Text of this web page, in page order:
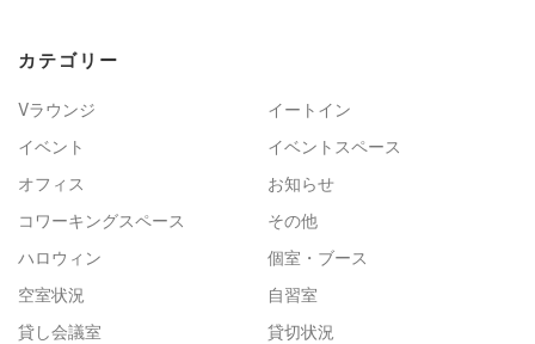
カテゴリー
Vラウンジ
イートイン
イベント
イベントスペース
オフィス
お知らせ
コワーキングスペース
その他
ハロウィン
個室・ブース
空室状況
自習室
貸し会議室
貸切状況